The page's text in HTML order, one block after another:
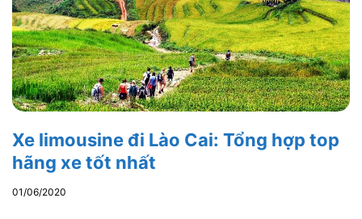
Xe limousine đi Lào Cai: Tổng hợp top
hãng xe tốt nhất
01/06/2020